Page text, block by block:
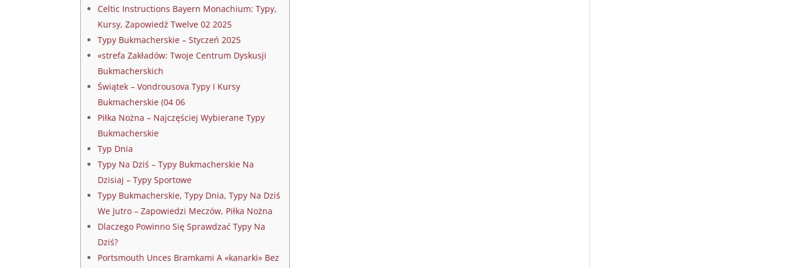
Celtic Instructions Bayern Monachium: Typy,
Kursy, Zapowiedź Twelve 02 2025
Typy Bukmacherskie – Styczeń 2025
«strefa Zakładów: Twoje Centrum Dyskusji
Bukmacherskich
Świątek – Vondrousova Typy I Kursy
Bukmacherskie (04 06
Piłka Nożna – Najczęściej Wybierane Typy
Bukmacherskie
Typ Dnia
Typy Na Dziś – Typy Bukmacherskie Na
Dzisiaj – Typy Sportowe
Typy Bukmacherskie, Typy Dnia, Typy Na Dziś
We Jutro – Zapowiedzi Meczów, Piłka Nożna
Dlaczego Powinno Się Sprawdzać Typy Na
Dziś?
Portsmouth Unces Bramkami A «kanarki» Bez